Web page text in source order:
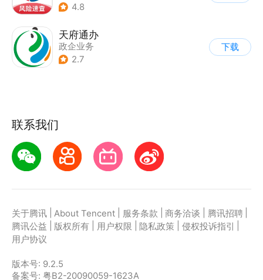
4.8
天府通办
政企业务
2.7
下载
联系我们
关于腾讯 About Tencent 服务条款 商务洽谈 腾讯招聘
腾讯公益
版权所有 用户权限 隐私政策 侵权投诉指引
用户协议
版本号: 9.2.5
备案号: 粤B2-20090059-1623A